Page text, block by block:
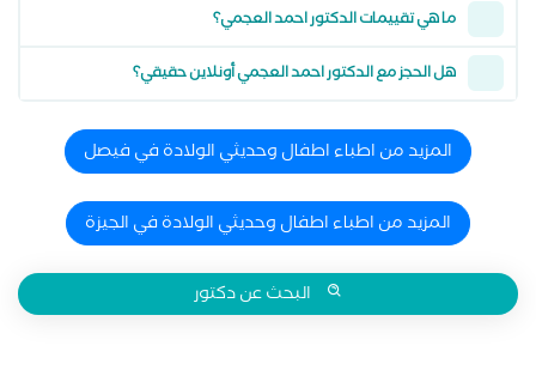
ما هي تقييمات الدكتور احمد العجمي؟
هل الحجز مع الدكتور احمد العجمي أونلاين حقيقي؟
المزيد من اطباء اطفال وحديثي الولادة في فيصل
المزيد من اطباء اطفال وحديثي الولادة في الجيزة
البحث عن دكتور